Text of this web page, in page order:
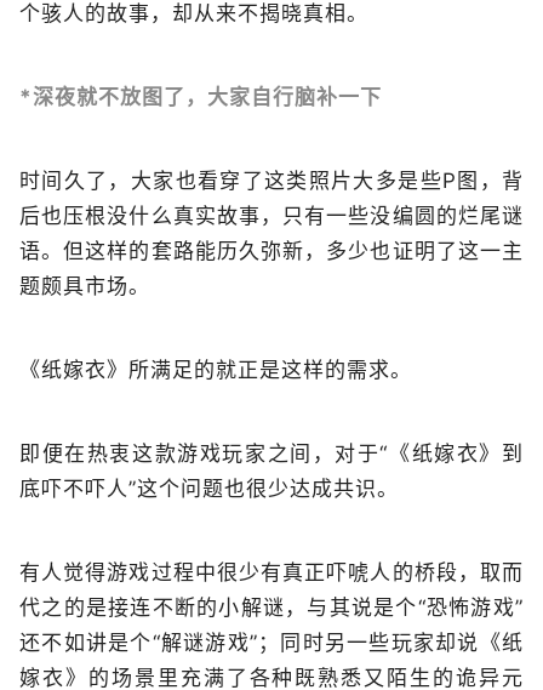
个骇人的故事，却从来不揭晓真相。
*深夜就不放图了，大家自行脑补一下
时间久了，大家也看穿了这类照片大多是些P图，背
后也压根没什么真实故事，只有一些没编圆的烂尾谜
语。但这样的套路能历久弥新，多少也证明了这一主
题颇具市场。
《纸嫁衣》所满足的就正是这样的需求。
即便在热衷这款游戏玩家之间，对于“《纸嫁衣》到
底吓不吓人”这个问题也很少达成共识。
有人觉得游戏过程中很少有真正吓唬人的桥段，取而
代之的是接连不断的小解谜，与其说是个“恐怖游戏”
还不如讲是个“解谜游戏”；同时另一些玩家却说《纸
嫁衣》的场景里充满了各种既熟悉又陌生的诡异元